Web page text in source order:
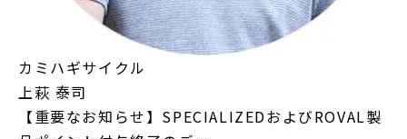
カミハギサイクル
上萩 泰司
【重要なお知らせ】SPECIALIZEDおよびROVAL製